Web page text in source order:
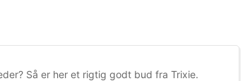
Så er her et rigtig godt bud fra Trixie.